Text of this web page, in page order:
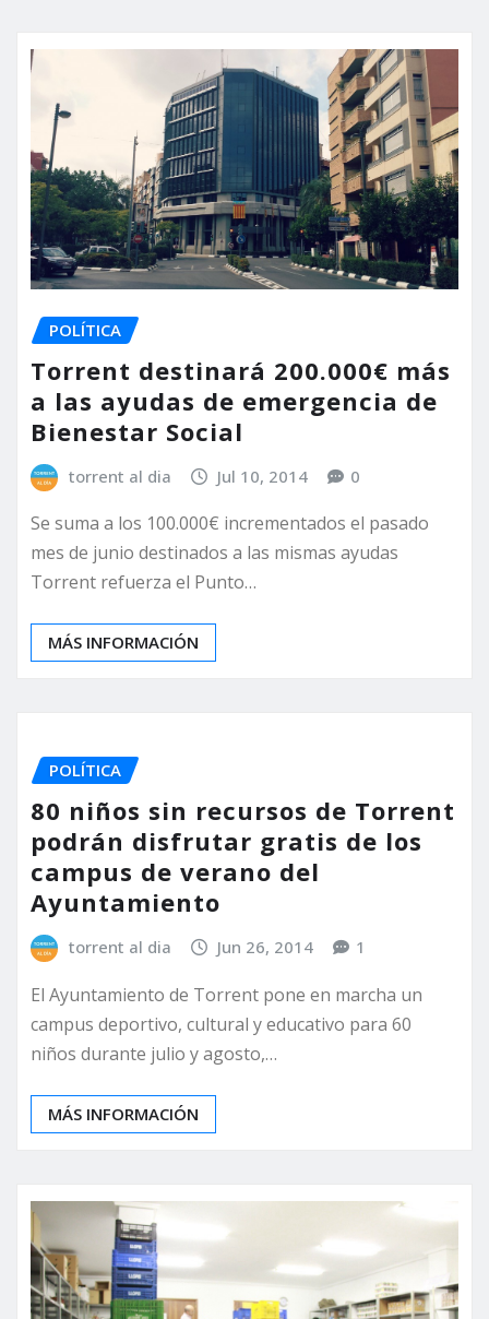
POLÍTICA
Torrent destinará 200.000€ más
a las ayudas de emergencia de
Bienestar Social
torrent al dia Jul 10, 2014 0
Se suma a los 100.000€ incrementados el pasado
mes de junio destinados a las mismas ayudas
Torrent refuerza el Punto…
MÁS INFORMACIÓN
POLÍTICA
80 niños sin recursos de Torrent
podrán disfrutar gratis de los
campus de verano del
Ayuntamiento
torrent al dia Jun 26, 2014 1
El Ayuntamiento de Torrent pone en marcha un
campus deportivo, cultural y educativo para 60
niños durante julio y agosto,…
MÁS INFORMACIÓN